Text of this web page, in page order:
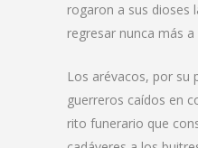
rogaron a sus dioses
regresar nunca más a
Los arévacos, por su
guerreros caídos en
rito funerario que